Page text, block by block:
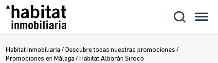
Habitat Inmobiliaria / Descubre todas nuestras promociones /
Promociones en Málaga / Habitat Alborán Siroco